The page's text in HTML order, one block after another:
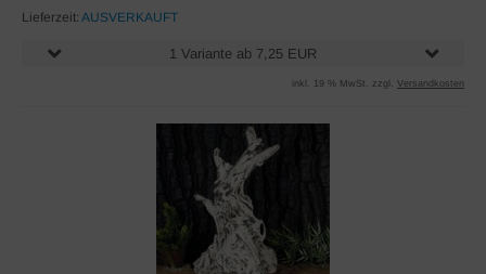
Lieferzeit: AUSVERKAUFT
1 Variante ab 7,25 EUR
inkl. 19 % MwSt. zzgl. Versandkosten